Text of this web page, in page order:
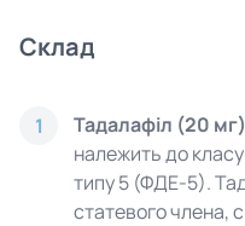
Склад
1 Тадалафіл (20 мг)
належить до класу
типу 5 (ФДЕ-5).
статевого члена,